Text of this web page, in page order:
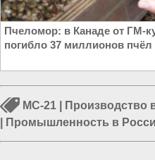
Пчеломор: в Канаде от ГМ-
погибло 37 миллионов пчёл
МС-21 Производство
Промышленность в
ОАК